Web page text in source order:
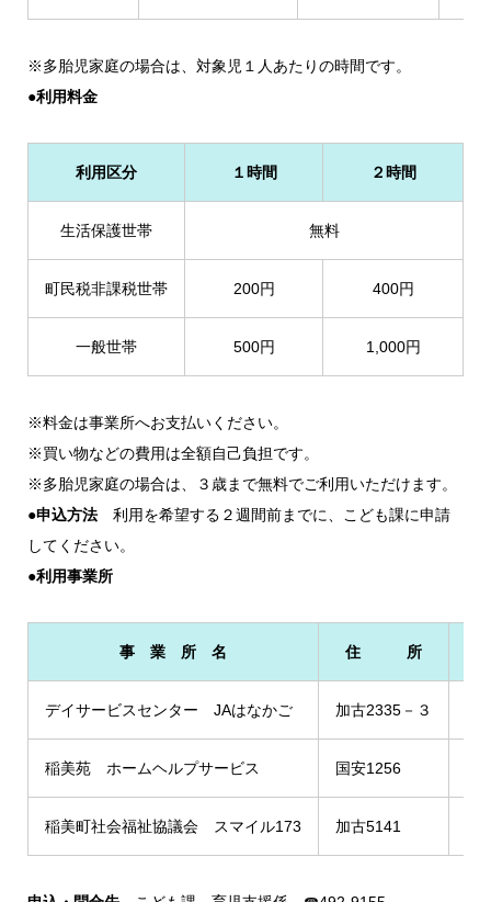
※多胎児家庭の場合は、対象児１人あたりの時間です。
●利用料金
利用区分 １時間 ２時間
生活保護世帯 無料
町民税非課税世帯 200円 400円
一般世帯 500円 1,000円
※料金は事業所へお支払いください。
※買い物などの費用は全額自己負担です。
※多胎児家庭の場合は、３歳まで無料でご利用いただけます。
●申込方法 利用を希望する２週間前までに、こども課に申請
してください。
●利用事業所
事 業 所 名 住 所
デイサービスセンター JAはなかご 加古2335－３
稲美苑 ホームヘルプサービス 国安1256
稲美町社会福祉協議会 スマイル173 加古5141